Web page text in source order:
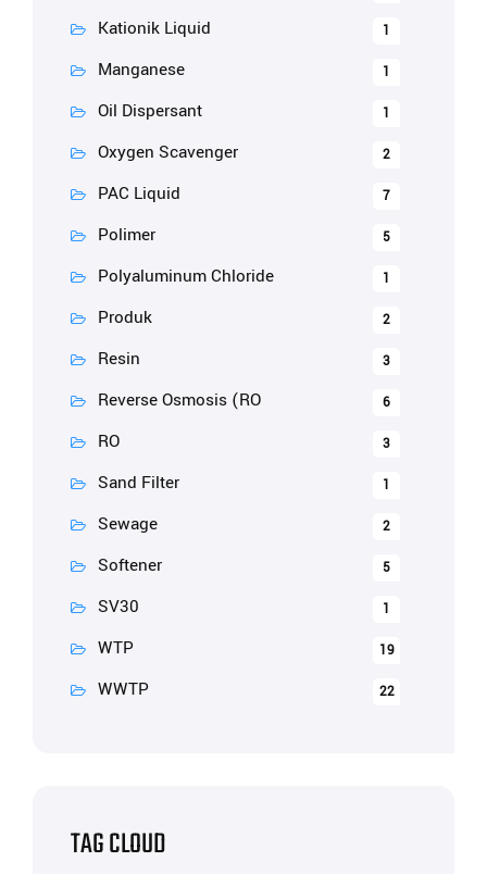
Kationik Liquid 1
Manganese 1
Oil Dispersant 1
Oxygen Scavenger 2
PAC Liquid 7
Polimer 5
Polyaluminum Chloride 1
Produk 2
Resin 3
Reverse Osmosis (RO 6
RO 3
Sand Filter 1
Sewage 2
Softener 5
SV30 1
WTP 19
WWTP 22
TAG CLOUD